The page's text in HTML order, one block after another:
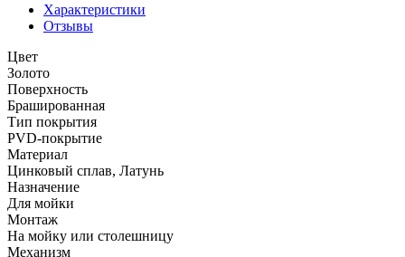
Характеристики
Отзывы
Цвет
Золото
Поверхность
Брашированная
Тип покрытия
PVD-покрытие
Материал
Цинковый сплав, Латунь
Назначение
Для мойки
Монтаж
На мойку или столешницу
Механизм